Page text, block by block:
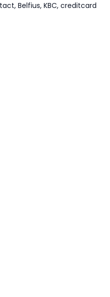
Belfius, KBC, creditcard